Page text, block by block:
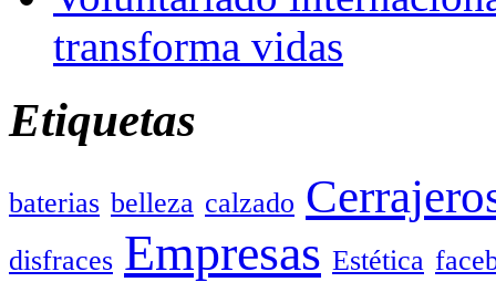
transforma vidas
Etiquetas
baterias belleza calzado
disfraces Empresas Estética